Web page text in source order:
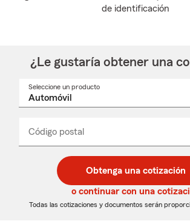
de identificación
¿Le gustaría obtener una
Seleccione un producto
desplegable
Código postal
de
5
dígitos
de
5
dígitos
_____
Obtenga una cotización
o continuar con una
Todas las cotizaciones y documentos serán